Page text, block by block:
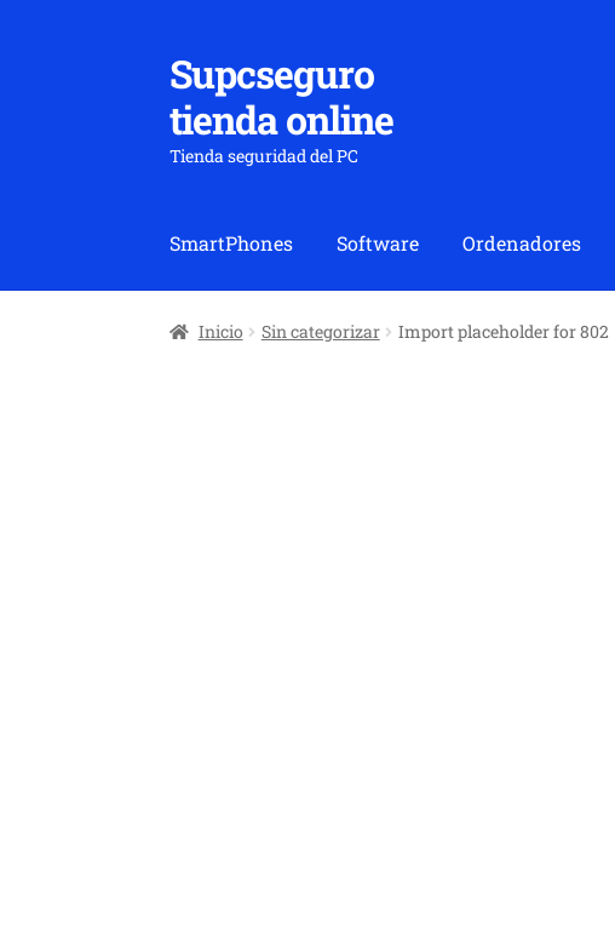
Ir
a
la
navegación
Ir
al
contenido
Supcseguro
tienda online
Tienda seguridad del PC
SmartPhones Software Ordenadores
Inicio Sin categorizar Import placeholder for 802